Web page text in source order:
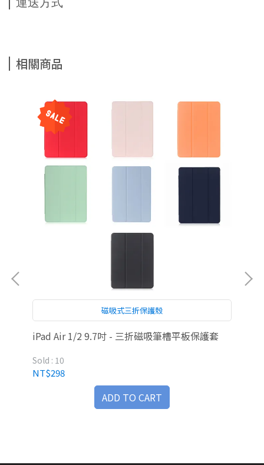
相關商品
磁吸式三折保護殼
iPad Air 1/2 9.7吋 - 三折磁吸筆槽平板保護套
Sold : 10
NT$298
ADD TO CART